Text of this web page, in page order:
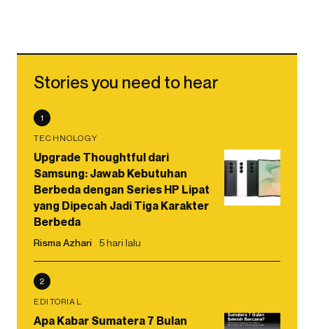
Stories you need to hear
1
TECHNOLOGY
Upgrade Thoughtful dari
Samsung: Jawab Kebutuhan
Berbeda dengan Series HP Lipat
yang Dipecah Jadi Tiga Karakter
Berbeda
Risma Azhari 5 hari lalu
2
EDITORIAL
Apa Kabar Sumatera 7 Bulan